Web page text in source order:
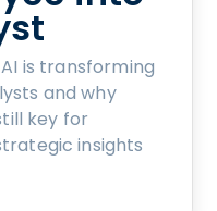
is transforming
and why
key for
insights